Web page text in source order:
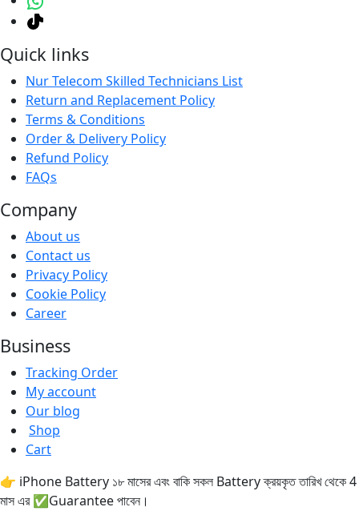
Quick links
Nur Telecom Skilled Technicians List
Return and Replacement Policy
Terms & Conditions
Order & Delivery Policy
Refund Policy
FAQs
Company
About us
Contact us
Privacy Policy
Cookie Policy
Career
Business
Tracking Order
My account
Our blog
Shop
Cart
👉 iPhone Battery ১৮ মাসের এবং বাকি সকল Battery ক্রয়কৃত তারিখ থেকে 4
মাস এর ✅Guarantee পাবেন।